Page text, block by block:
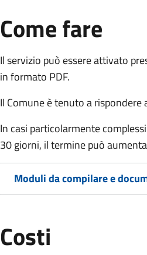
Come fare
Il servizio può essere attivato
in formato PDF.
Il Comune è tenuto a
In casi particolarmente
30 giorni, il termine può
Moduli da compilare e
Costi